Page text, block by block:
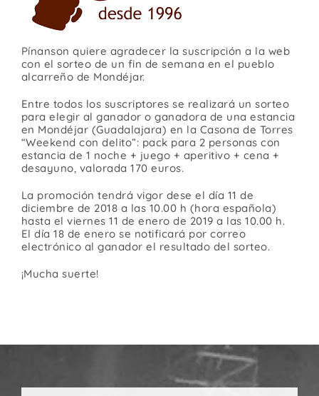
Contacto
Pínanson quiere agradecer la suscripción a la web
con el sorteo de un fin de semana en el pueblo
alcarreño de Mondéjar.
Entre todos los suscriptores se realizará un sorteo
para elegir al ganador o ganadora de una estancia
en Mondéjar (Guadalajara) en la Casona de Torres
“Weekend con delito”: pack para 2 personas con
estancia de 1 noche + juego + aperitivo + cena +
desayuno, valorada 170 euros.
La promoción tendrá vigor dese el día 11 de
diciembre de 2018 a las 10.00 h (hora española)
hasta el viernes 11 de enero de 2019 a las 10.00 h.
El día 18 de enero se notificará por correo
electrónico al ganador el resultado del sorteo.
¡Mucha suerte!